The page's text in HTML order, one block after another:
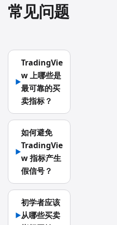
常见问题
▶
TradingVie
w 上哪些是
最可靠的买
卖指标？
▶
如何避免
TradingVie
w 指标产生
假信号？
▶
初学者应该
从哪些买卖